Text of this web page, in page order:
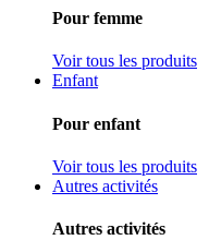
Pour femme
Voir tous les produits
Enfant
Pour enfant
Voir tous les produits
Autres activités
Autres activités